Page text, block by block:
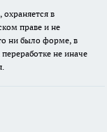
в
праве и не
ни было форме, в
не иначе